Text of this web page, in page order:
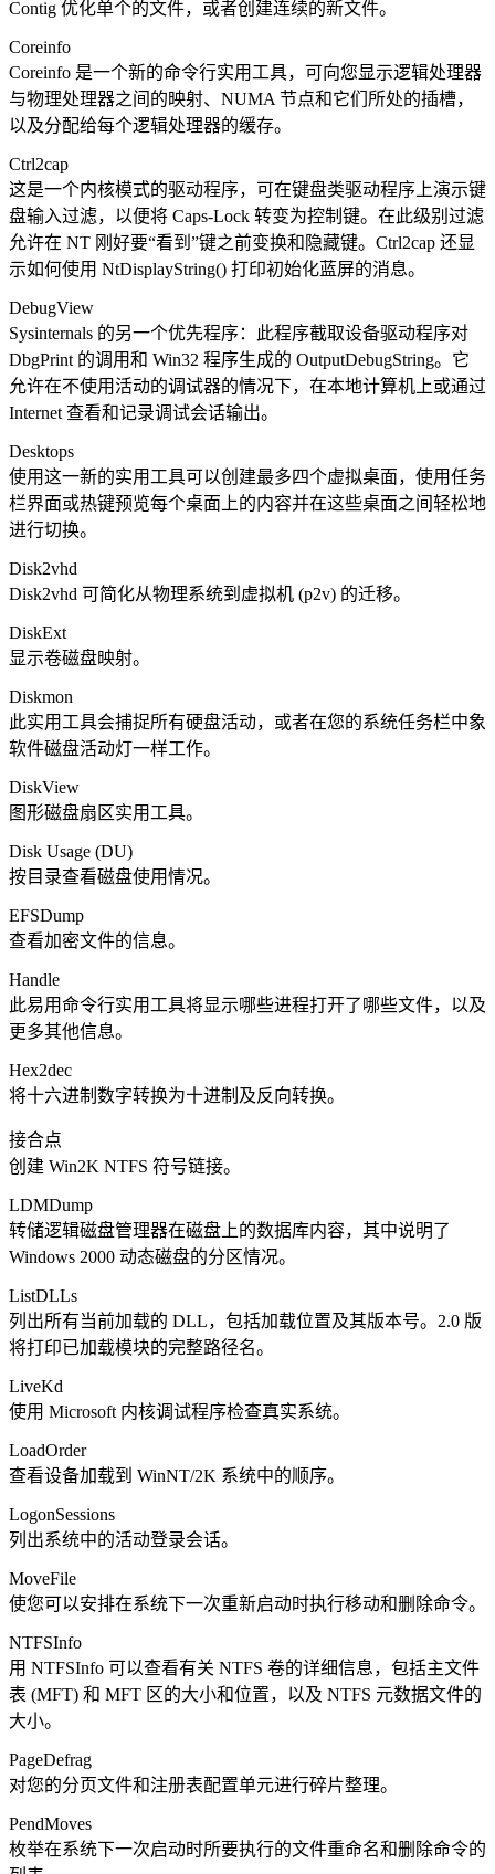
Contig 优化单个的文件，或者创建连续的新文件。
Coreinfo
Coreinfo 是一个新的命令行实用工具，可向您显示逻辑处理器
与物理处理器之间的映射、NUMA 节点和它们所处的插槽，
以及分配给每个逻辑处理器的缓存。
Ctrl2cap
这是一个内核模式的驱动程序，可在键盘类驱动程序上演示键
盘输入过滤，以便将 Caps-Lock 转变为控制键。在此级别过滤
允许在 NT 刚好要“看到”键之前变换和隐藏键。Ctrl2cap 还显
示如何使用 NtDisplayString() 打印初始化蓝屏的消息。
DebugView
Sysinternals 的另一个优先程序：此程序截取设备驱动程序对
DbgPrint 的调用和 Win32 程序生成的 OutputDebugString。它
允许在不使用活动的调试器的情况下，在本地计算机上或通过
Internet 查看和记录调试会话输出。
Desktops
使用这一新的实用工具可以创建最多四个虚拟桌面，使用任务
栏界面或热键预览每个桌面上的内容并在这些桌面之间轻松地
进行切换。
Disk2vhd
Disk2vhd 可简化从物理系统到虚拟机 (p2v) 的迁移。
DiskExt
显示卷磁盘映射。
Diskmon
此实用工具会捕捉所有硬盘活动，或者在您的系统任务栏中象
软件磁盘活动灯一样工作。
DiskView
图形磁盘扇区实用工具。
Disk Usage (DU)
按目录查看磁盘使用情况。
EFSDump
查看加密文件的信息。
Handle
此易用命令行实用工具将显示哪些进程打开了哪些文件，以及
更多其他信息。
Hex2dec
将十六进制数字转换为十进制及反向转换。
接合点
创建 Win2K NTFS 符号链接。
LDMDump
转储逻辑磁盘管理器在磁盘上的数据库内容，其中说明了
Windows 2000 动态磁盘的分区情况。
ListDLLs
列出所有当前加载的 DLL，包括加载位置及其版本号。2.0 版
将打印已加载模块的完整路径名。
LiveKd
使用 Microsoft 内核调试程序检查真实系统。
LoadOrder
查看设备加载到 WinNT/2K 系统中的顺序。
LogonSessions
列出系统中的活动登录会话。
MoveFile
使您可以安排在系统下一次重新启动时执行移动和删除命令。
NTFSInfo
用 NTFSInfo 可以查看有关 NTFS 卷的详细信息，包括主文件
表 (MFT) 和 MFT 区的大小和位置，以及 NTFS 元数据文件的
大小。
PageDefrag
对您的分页文件和注册表配置单元进行碎片整理。
PendMoves
枚举在系统下一次启动时所要执行的文件重命名和删除命令的